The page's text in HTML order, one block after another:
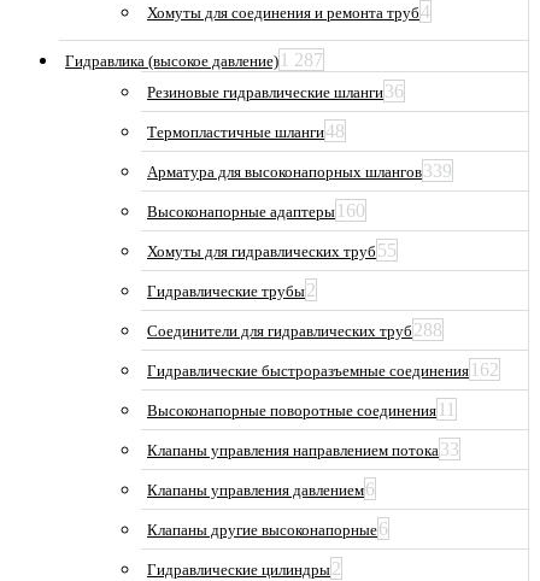
Хомуты для соединения и ремонта труб4
Гидравлика (высокое давление) 1 287
Резиновые гидравлические шланги36
Термопластичные шланги48
Арматура для высоконапорных шлангов339
Высоконапорные адаптеры 160
Хомуты для гидравлических труб 55
Гидравлические трубы2
Соединители для гидравлических труб 288
Гидравлические быстроразъемные соединения 162
Высоконапорные поворотные соединения 11
Клапаны управления направлением потока33
Клапаны управления давлением6
Клапаны другие высоконапорные6
Гидравлические цилиндры2